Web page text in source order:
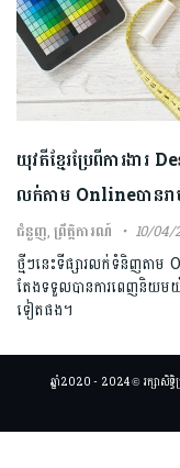
យុវតីខ្មែរប្រែពីការងារ
លក់តាម Onlineបានរ
ជំនួញ,ព្រឹត្តិការណ៍ 10/04/
ថ្មីៗនេះទីផ្សារលក់ទំនិញតា
តែងទទួលបានការពេញនិយម
ទៀតផង។
ឆ្នាំ2020 - 2024 © រក្សាសិទ្ធិ